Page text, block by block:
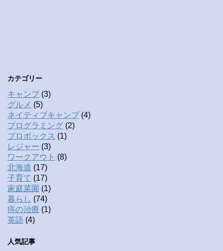
カテゴリー
キャンプ(3)
グルメ (5)
ネイティブキャンプ(4)
プログラミング (2)
プロボックス (1)
レジャー (3)
ワークアウト (8)
北海道 (17)
子育て (17)
家庭菜園 (1)
暮らし (74)
痔の治療 (1)
英語 (4)
人気記事